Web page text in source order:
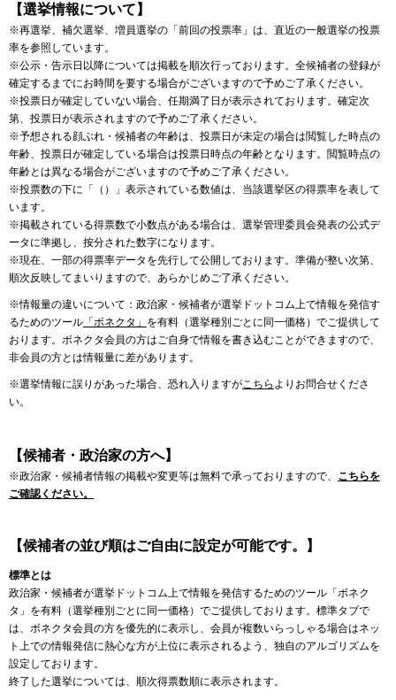
【選挙情報について】
※再選挙、補欠選挙、増員選挙の「前回の投票率」は、直近の一般選挙の投票
率を参照しています。
※公示・告示日以降については掲載を順次行っております。全候補者の登録が
確定するまでにお時間を要する場合がございますので予めご了承ください。
※投票日が確定していない場合、任期満了日が表示されております。確定次
第、投票日が表示されますので予めご了承ください。
※予想される顔ぶれ・候補者の年齢は、投票日が未定の場合は閲覧した時点の
年齢、投票日が確定している場合は投票日時点の年齢となります。閲覧時点の
年齢とは異なる場合がございますので予めご了承ください。
※投票数の下に「（）」表示されている数値は、当該選挙区の得票率を表して
います。
※掲載されている得票数で小数点がある場合は、選挙管理委員会発表の公式デ
ータに準拠し、按分された数字になります。
※現在、一部の得票率データを先行して公開しております。準備が整い次第、
順次反映してまいりますので、あらかじめご了承ください。
※情報量の違いについて：政治家・候補者が選挙ドットコム上で情報を発信す
るためのツール 「ボネクタ」 を有料（選挙種別ごとに同一価格）でご提供して
おります。ボネクタ会員の方はご自身で情報を書き込むことができますので、
非会員の方とは情報量に差があります。
※選挙情報に誤りがあった場合、恐れ入りますがこちら よりお問合せくださ
い。
【候補者・政治家の方へ】
※政治家・候補者情報の掲載や変更等は無料で承っておりますので、 こちらを
ご確認ください。
【候補者の並び順はご自由に設定が可能です。】
標準とは
政治家・候補者が選挙ドットコム上で情報を発信するためのツール「ボネク
タ」を有料（選挙種別ごとに同一価格）でご提供しております。標準タブで
は、ボネクタ会員の方を優先的に表示し、会員が複数いらっしゃる場合はネッ
ト上での情報発信に熱心な方が上位に表示されるよう、独自のアルゴリズムを
設定しております。
終了した選挙については、順次得票数順に表示されます。